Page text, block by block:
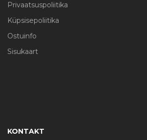
Privaatsuspoliitika
Küpsisepoliitika
Ostuinfo
Sisukaart
KONTAKT